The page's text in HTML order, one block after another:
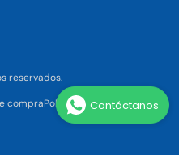
reservados.
compraPolitica de privacidad
Contáctanos